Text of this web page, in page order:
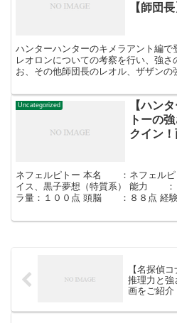
【師団
ハンターハンターのキメラアント編で
レオロンについての考察を行い、強
お、その他師団長のレオル、ザザン
Uncategorized
【ハン
トーの
クイン
ネフェルピトー 本名 ：ネフェルピ
イス、黒子夢想（特質系） 能力
ラ量：１００点 頭脳 ：８８点 経
【名探偵
推理力と強
画をご紹介